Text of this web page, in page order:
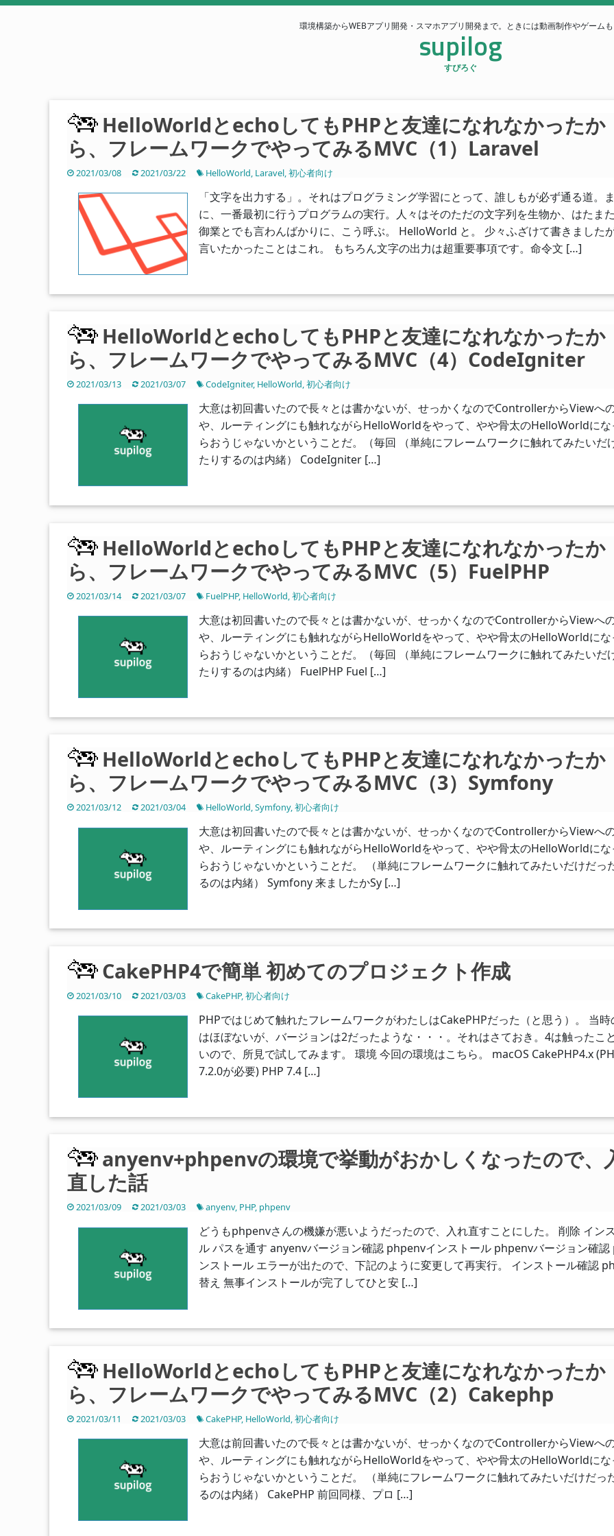
環境構築からWEBアプリ開発・スマホアプリ開発まで。ときには動画制作やゲーム
supilog
すぴろぐ
HelloWorldとechoしてもPHPと友達になれなかったか
ら、フレームワークでやってみるMVC（1）Laravel
2021/03/08 2021/03/22 HelloWorld Laravel, 初心者向け
「文字を出力する」。それはプログラミング学習にとって、誰しもが必ず通る道。
に、一番最初に行うプログラムの実行。人々はそのただの文字列を生物か、はたま
御業とでも言わんばかりに、こう呼ぶ。 HelloWorld と。 少々ふざけて書きまし
言いたかったことはこれ。 もちろん文字の出力は超重要事項です。命令文 […]
HelloWorldとechoしてもPHPと友達になれなかったか
ら、フレームワークでやってみるMVC（4）CodeIgniter
2021/03/13 2021/03/07 CodeIgniter, HelloWorld,初心者向け
大意は初回書いたので長々とは書かないが、せっかくなのでControllerからViewへ
や、ルーティングにも触れながらHelloWorldをやって、やや骨太のHelloWorldにな
らおうじゃないかということだ。（毎回 （単純にフレームワークに触れてみたいだ
たりするのは内緒） CodeIgniter […]
HelloWorldとechoしてもPHPと友達になれなかったか
ら、フレームワークでやってみるMVC（5）FuelPHP
2021/03/14 2021/03/07 FuelPHP, HelloWorld,初心者向け
大意は初回書いたので長々とは書かないが、せっかくなのでControllerからViewへ
や、ルーティングにも触れながらHelloWorldをやって、やや骨太のHelloWorldにな
らおうじゃないかということだ。（毎回 （単純にフレームワークに触れてみたいだ
たりするのは内緒） FuelPHP Fuel […]
HelloWorldとechoしてもPHPと友達になれなかったか
ら、フレームワークでやってみるMVC（3）Symfony
2021/03/12 2021/03/04 HelloWorld,Symfony,初心者向け
大意は初回書いたので長々とは書かないが、せっかくなのでControllerからViewへ
や、ルーティングにも触れながらHelloWorldをやって、やや骨太のHelloWorldにな
らおうじゃないかということだ。 （単純にフレームワークに触れてみたいだけだっ
るのは内緒） Symfony 来ましたかSy […]
CakePHP4で簡単 初めてのプロジェクト作成
2021/03/10 2021/03/03 CakePHP,初心者向け
PHPではじめて触れたフレームワークがわたしはCakePHPだった（と思う）。 当時
はほぼないが、バージョンは2だったような・・・。それはさておき。4は触ったこ
いので、所見で試してみます。 環境 今回の環境はこちら。 macOS CakePHP4.x
7.2.0が必要) PHP 7.4 […]
anyenv+phpenvの環境で挙動がおかしくなったので、
直した話
2021/03/09 2021/03/03 anyenv, PHP, phpenv
どうもphpenvさんの機嫌が悪いようだったので、入れ直すことにした。 削除 イン
ル パスを通す anyenvバージョン確認 phpenvインストール phpenvバージョン確
ンストール エラーが出たので、下記のように変更して再実行。 インストール確認
替え 無事インストールが完了してひと安 […]
HelloWorldとechoしてもPHPと友達になれなかったか
ら、フレームワークでやってみるMVC（2）Cakephp
2021/03/11 2021/03/03 CakePHP, HelloWorld,初心者向け
大意は前回書いたので長々とは書かないが、せっかくなのでControllerからViewへ
や、ルーティングにも触れながらHelloWorldをやって、やや骨太のHelloWorldにな
らおうじゃないかということだ。 （単純にフレームワークに触れてみたいだけだっ
るのは内緒） CakePHP 前回同様、プロ […]